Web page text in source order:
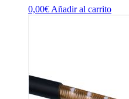
0,00€ Añadir al carrito